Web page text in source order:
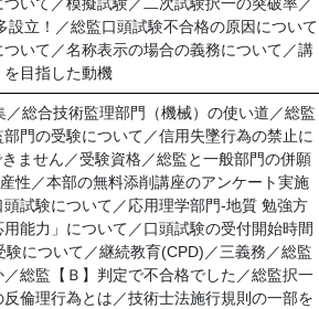
いて／模擬試験／二次試験択一の突破率／
立！／総監口頭試験不合格の原因について
いて／名称表示の場合の義務について／講
目指した動機
総合技術監理部門（機械）の使い道／総監
門の受験について／信用失墜行為の禁止に
ません／受験資格／総監と一般部門の併願
性／本部の無料添削講座のアンケート実施
試験について／応用理学部門-地質 勉強方
能力」について／口頭試験の受付開始時間
について／継続教育(CPD)／三義務／総監
総監【Ｂ】判定で不合格でした／総監択一
倫理行為とは／技術士法施行規則の一部を